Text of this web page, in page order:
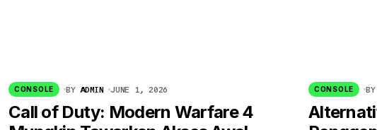
CONSOLE BY ADMIN JUNE 1, 2026
Call of Duty: Modern Warfare 4
CONSOLE BY